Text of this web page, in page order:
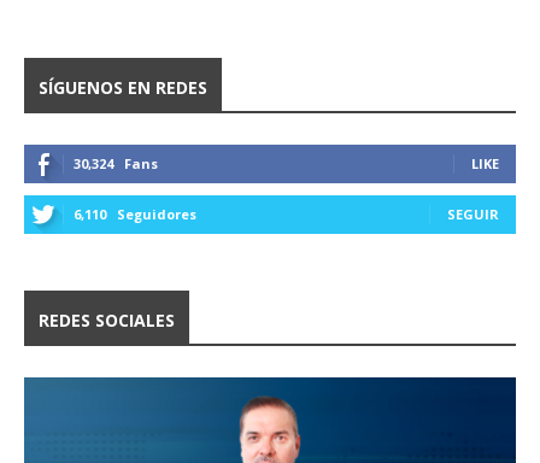
SÍGUENOS EN REDES
30,324 Fans LIKE
6,110 Seguidores SEGUIR
REDES SOCIALES